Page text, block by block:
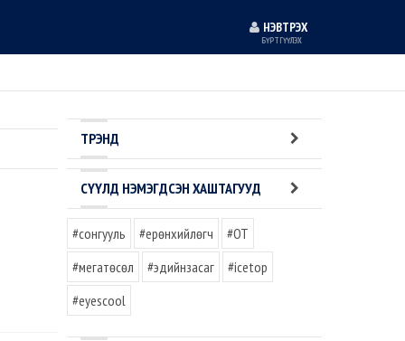
НЭВТРЭХ
БҮРТГҮҮЛЭХ
ТРЭНД
СҮҮЛД НЭМЭГДСЭН ХАШТАГУУД
#сонгууль #ерөнхийлөгч
#OT
#мегатөсөл
#эдийнзасаг
#icetop
#eyescool